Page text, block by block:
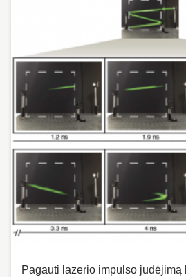
Pagauti lazerio impulso judėjimą